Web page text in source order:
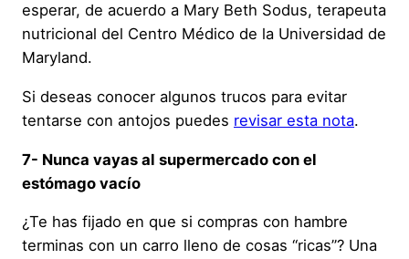
esperar, de acuerdo a Mary Beth Sodus, terapeuta
nutricional del Centro Médico de la Universidad de
Maryland.
Si deseas conocer algunos trucos para evitar
tentarse con antojos puedes revisar esta nota.
7- Nunca vayas al supermercado con el
estómago vacío
¿Te has fijado en que si compras con hambre
terminas con un carro lleno de cosas “ricas”? Una